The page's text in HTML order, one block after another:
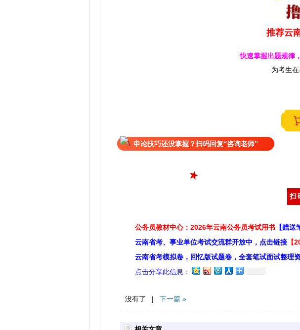
推荐云
快速掌握出题规律
为考生
申论技巧还没掌握？扫码回复“咨询老师”
扫
公务员教材中心：2026年云南公务员考试用书 【赠
云南省考、事业单位考试交流群开放中，点击链接 【
云南省考模拟卷，回忆版试题卷，全套笔试面试整理
点击分享此信息：
没有了 | 下一篇 »